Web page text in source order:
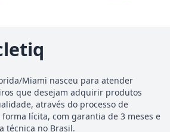
Miami nasceu para atender
que desejam adquirir produtos
através do processo de
lícita, com garantia de 3 meses e
técnica no Brasil.